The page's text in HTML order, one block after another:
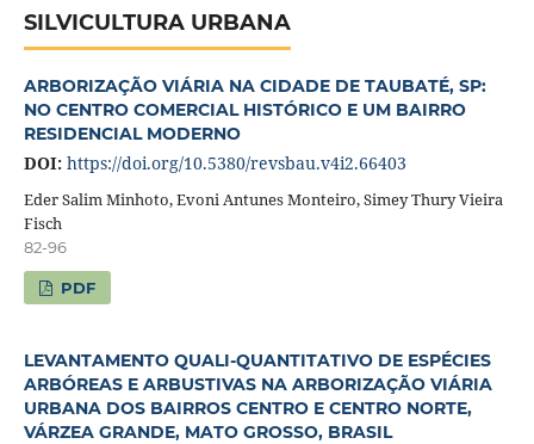
SILVICULTURA URBANA
ARBORIZAÇÃO VIÁRIA NA CIDADE DE TAUBATÉ, SP:
NO CENTRO COMERCIAL HISTÓRICO E UM BAIRRO
RESIDENCIAL MODERNO
DOI: https://doi.org/10.5380/revsbau.v4i2.66403
Eder Salim Minhoto, Evoni Antunes Monteiro, Simey Thury Vieira
Fisch
82-96
PDF
LEVANTAMENTO QUALI-QUANTITATIVO DE ESPÉCIES
ARBÓREAS E ARBUSTIVAS NA ARBORIZAÇÃO VIÁRIA
URBANA DOS BAIRROS CENTRO E CENTRO NORTE,
VÁRZEA GRANDE, MATO GROSSO, BRASIL